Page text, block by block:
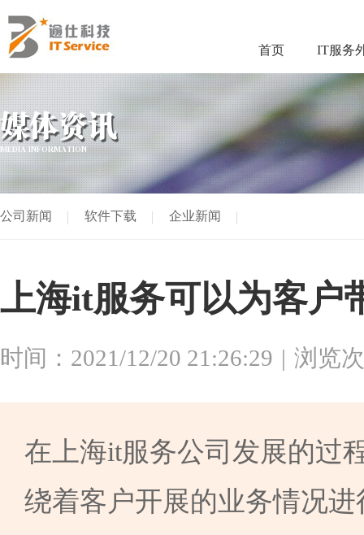
首页 IT服务
媒体资讯
MEDIA INFORMATION
公司新闻 软件下载 企业新闻
上海it服务可以为客户
时间：2021/12/20 21:26:29 浏览
在上海it服务公司发展的过
绕着客户开展的业务情况